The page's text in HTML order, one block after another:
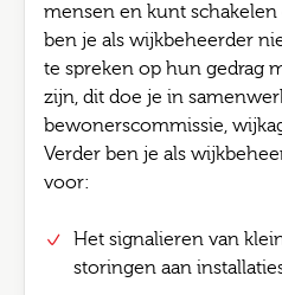
mensen en kunt
ben je als wijkbeheerder
te spreken op hun gedrag
zijn, dit doe je in
bewonerscommissie,
Verder ben je als
voor:
Het signalieren van
storingen aan